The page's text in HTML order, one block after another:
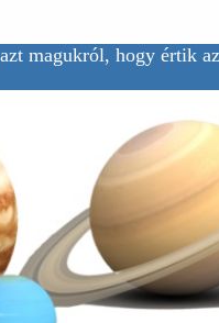
magukról, hogy értik